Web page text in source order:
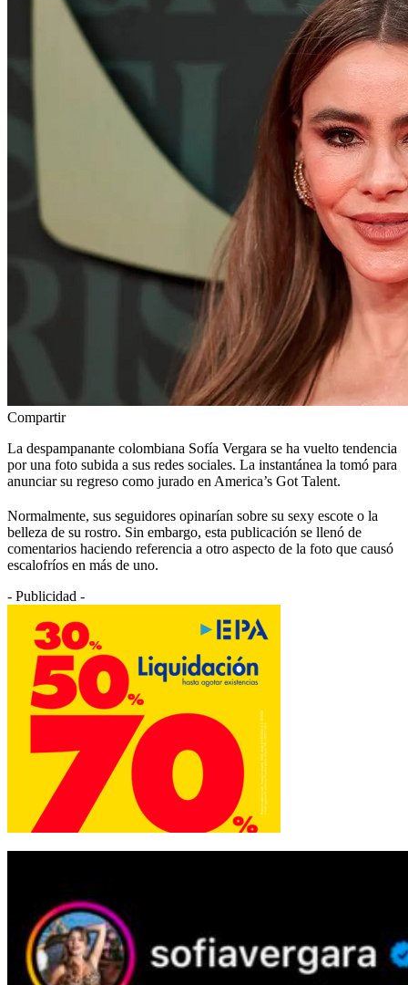
Compartir
La despampanante colombiana Sofía Vergara se ha vuelto tendencia
por una foto subida a sus redes sociales. La instantánea la tomó para
anunciar su regreso como jurado en America’s Got Talent.
Normalmente, sus seguidores opinarían sobre su sexy escote o la
belleza de su rostro. Sin embargo, esta publicación se llenó de
comentarios haciendo referencia a otro aspecto de la foto que causó
escalofríos en más de uno.
- Publicidad -